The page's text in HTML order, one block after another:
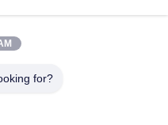
যন্ত্রাংশ সস্তা পাইকারি উচ্চ পারফরম্যান্স
for?